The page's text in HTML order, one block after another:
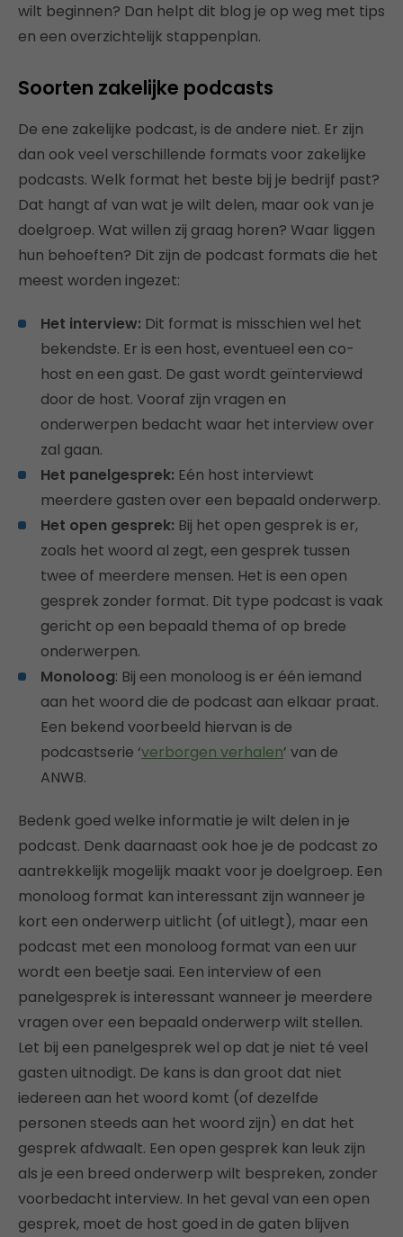
wilt beginnen? Dan helpt dit blog je op weg met tips
en een overzichtelijk stappenplan.
Soorten zakelijke podcasts
De ene zakelijke podcast, is de andere niet. Er zijn
dan ook veel verschillende formats voor zakelijke
podcasts. Welk format het beste bij je bedrijf past?
Dat hangt af van wat je wilt delen, maar ook van je
doelgroep. Wat willen zij graag horen? Waar liggen
hun behoeften? Dit zijn de podcast formats die het
meest worden ingezet:
Het interview: Dit format is misschien wel het
bekendste. Er is een host, eventueel een co-
host en een gast. De gast wordt geïnterviewd
door de host. Vooraf zijn vragen en
onderwerpen bedacht waar het interview over
zal gaan.
Het panelgesprek: Eén host interviewt
meerdere gasten over een bepaald onderwerp.
Het open gesprek: Bij het open gesprek is er,
zoals het woord al zegt, een gesprek tussen
twee of meerdere mensen. Het is een open
gesprek zonder format. Dit type podcast is vaak
gericht op een bepaald thema of op brede
onderwerpen.
Monoloog: Bij een monoloog is er één iemand
aan het woord die de podcast aan elkaar praat.
Een bekend voorbeeld hiervan is de
podcastserie ‘verborgen verhalen’ van de
ANWB.
Bedenk goed welke informatie je wilt delen in je
podcast. Denk daarnaast ook hoe je de podcast zo
aantrekkelijk mogelijk maakt voor je doelgroep. Een
monoloog format kan interessant zijn wanneer je
kort een onderwerp uitlicht (of uitlegt), maar een
podcast met een monoloog format van een uur
wordt een beetje saai. Een interview of een
panelgesprek is interessant wanneer je meerdere
vragen over een bepaald onderwerp wilt stellen.
Let bij een panelgesprek wel op dat je niet té veel
gasten uitnodigt. De kans is dan groot dat niet
iedereen aan het woord komt (of dezelfde
personen steeds aan het woord zijn) en dat het
gesprek afdwaalt. Een open gesprek kan leuk zijn
als je een breed onderwerp wilt bespreken, zonder
voorbedacht interview. In het geval van een open
gesprek, moet de host goed in de gaten blijven